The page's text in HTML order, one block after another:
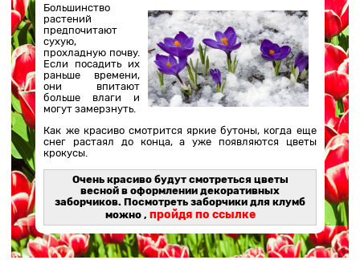
Большинство
растений
предпочитают
сухую,
прохладную почву.
Если посадить их
раньше времени,
они впитают
больше влаги и
могут замерзнуть.
Как же красиво смотрится яркие бутоны, когда еще
снег растаял до конца, а уже появляются цветы
крокусы.
Очень красиво будут смотреться цветы
весной в оформлении декоративных
заборчиков. Посмотреть заборчики для клумб
можно , пройдя по ссылке